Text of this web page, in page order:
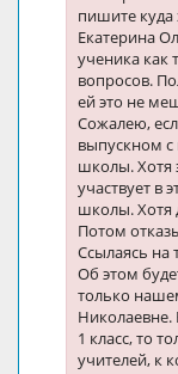
пишите куда
Екатерина
ученика как
вопросов.
ей это не
Сожалею,
выпускном с
школы. Хотя
участвует в
школы. Хотя
Потом
Ссылаясь на
Об этом
только
Николаевне.
1 класс, то
учителей, к